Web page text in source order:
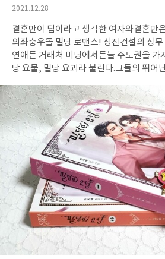
그리고 누구는 열심히 하루종일 일해서 받
호기심이 생겼다. 물론 경계를 푼 것은 아니지만 가끔 인스타에 팔로
우 걸어오는 사람들, 단타로 수익을 많이
들어보니 궁금하더라. 도대체 어떻게 해서 수익을 낼 수 있는 것일
까? 아직 많이 공부해야겠지만 주식에 대한 부정적이기만 한 생각
다. -주식을 시작하고 싶은데 많은 입문서 중 어느 것을 선택해야할
지 모르겠다. -단타 전문가의 노하우와 조언이 필요하다. 위 사항에
해당하는 분들에게 이 책을 추천한다. ※출판사로부터 도서 협찬을
받아 솔직하게 작성한 리뷰입니다※ #넥서스북 #주식단타로매일매
일벌어봤어? #양선호 #주식 #주식단타 #
린이환영 #입문서 #주식초보 #주식기초 #
매매 #주식투자 #트레이딩 #신간도서 #도
#자기계발 #도서이벤트 #도서협찬 #서평
작
일
2021.12.28
결혼만이 답이라고 생각한 여자와결혼만
의 좌충우돌 밀당 로맨스! 성진건설의 상무
연애든 거래처 미팅에서든늘 주도권을 가
당 요물, 밀당 요괴라 불린다.그들의 뛰어
던 중진혁은 신부대기실로 향하던 새아를
세계적으로 유명한 사진작가이자많은 여
히는 조예찬.그는 오늘 사촌동생을 위해
심이 없지만 예니의 부탁으로그녀의 아름
아주기로 한다.결혼식 전 신부대기실로 향
리고그녀가 사라지기 전 그녀의 아름다운
신부들의 상상을 현실로 만들어주는 웨딩
니 전남친의 웨딩 플래너를 맡게 된 그녀는
당한 신부 대신 대타까지 하게 된다.입장
입장시키고결혼식은 잘 마무리된다.이 날
혁과 조예찬.새아, 진혁, 예찬 셋의 관계를
된다.
앞으로 이들은 과연 각자가 원하는